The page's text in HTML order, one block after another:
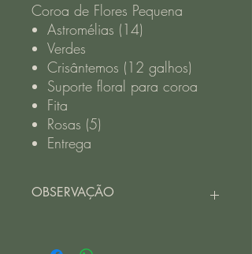
Coroa de Flores Pequena
Astromélias (14)
Verdes
Crisântemos (12 galhos)
Suporte floral para coroa
Fita
Rosas (5)
Entrega
OBSERVAÇÃO
VARIAR CONFORME A